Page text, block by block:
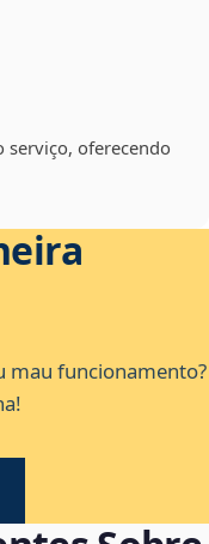
serviço, oferecendo
mau funcionamento?